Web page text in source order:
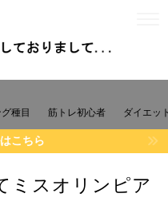
種目 筋トレ初心者 ダイエッ
こちら
ミスオリンピア